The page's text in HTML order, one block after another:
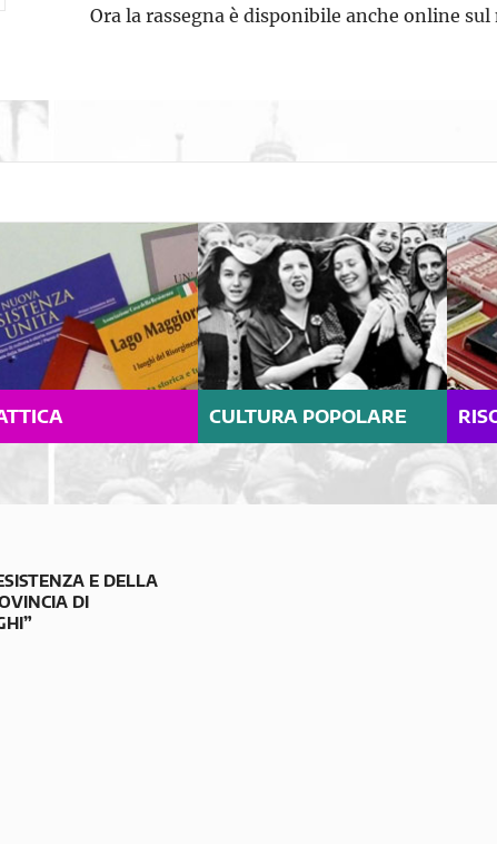
Ora la rassegna è disponibile anche online
CULTURA POPOLARE
E DELLA
DI